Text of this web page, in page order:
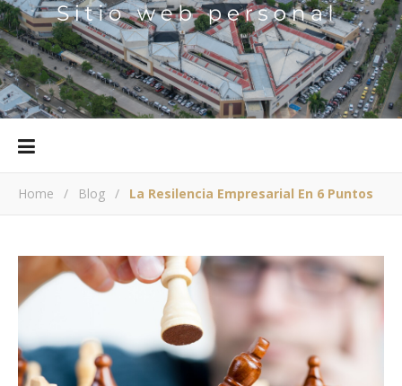
Home / Blog / La Resilencia Empresarial En 6 Puntos